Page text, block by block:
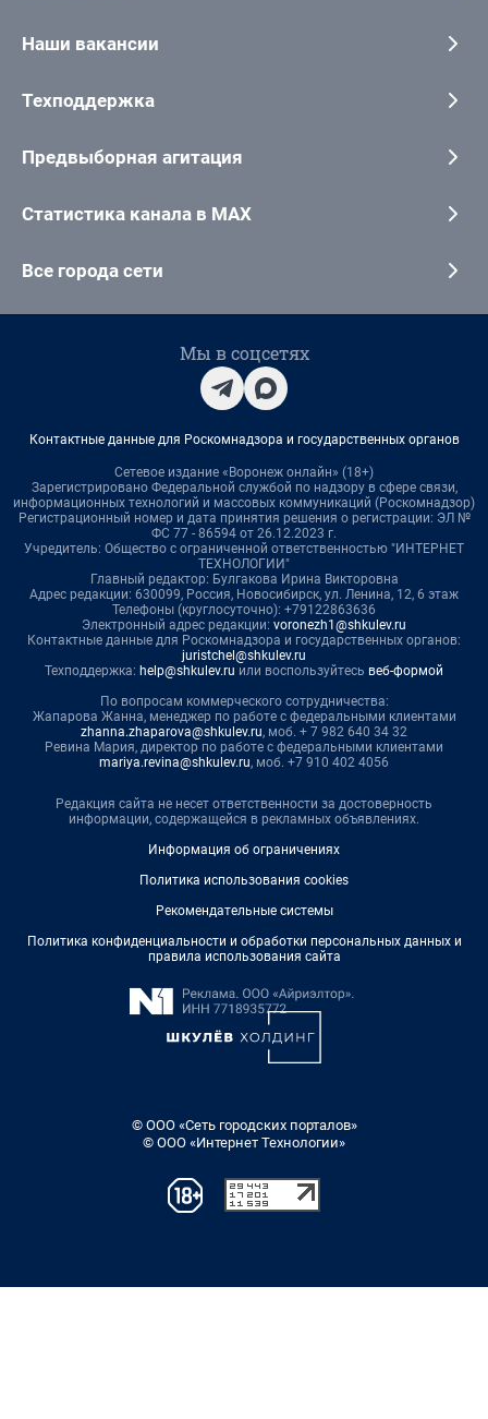
Наши вакансии
Техподдержка
Предвыборная агитация
Статистика канала в MAX
Все города сети
Мы в соцсетях
Контактные данные для Роскомнадзора и государственных органов
Сетевое издание «Воронеж онлайн» (18+)
Зарегистрировано Федеральной службой по надзору в сфере связи,
информационных технологий и массовых коммуникаций (Роскомнадзор)
Регистрационный номер и дата принятия решения о регистрации: ЭЛ №
ФС 77 - 86594 от 26.12.2023 г.
Учредитель: Общество с ограниченной ответственностью "ИНТЕРНЕТ
ТЕХНОЛОГИИ"
Главный редактор: Булгакова Ирина Викторовна
Адрес редакции: 630099, Россия, Новосибирск, ул. Ленина, 12, 6 этаж
Телефоны (круглосуточно): +79122863636
Электронный адрес редакции: voronezh1@shkulev.ru
Контактные данные для Роскомнадзора и государственных органов:
juristchel@shkulev.ru
Техподдержка: help@shkulev.ru или воспользуйтесь веб-формой
По вопросам коммерческого сотрудничества:
Жапарова Жанна, менеджер по работе с федеральными клиентами
zhanna.zhaparova@shkulev.ru, моб. + 7 982 640 34 32
Ревина Мария, директор по работе с федеральными клиентами
mariya.revina@shkulev.ru, моб. +7 910 402 4056
Редакция сайта не несет ответственности за достоверность
информации, содержащейся в рекламных объявлениях.
Информация об ограничениях
Политика использования cookies
Рекомендательные системы
Политика конфиденциальности и обработки персональных данных и
правила использования сайта
© ООО «Сеть городских порталов»
© ООО «Интернет Технологии»